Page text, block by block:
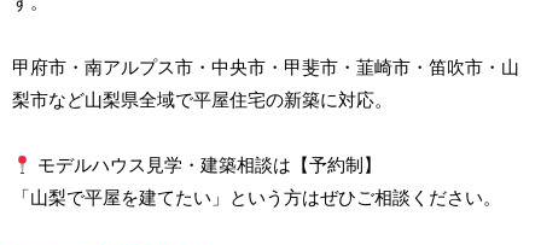
甲府市・南アルプス市・中央市・甲斐市・韮崎市・笛吹市・山
梨市など山梨県全域で平屋住宅の新築に対応。
モデルハウス見学・建築相談は【予約制】
「山梨で平屋を建てたい」という方はぜひご相談ください。